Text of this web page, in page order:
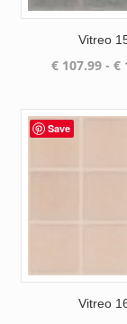
Vitreo
€107.99 - €
Save
Vitreo